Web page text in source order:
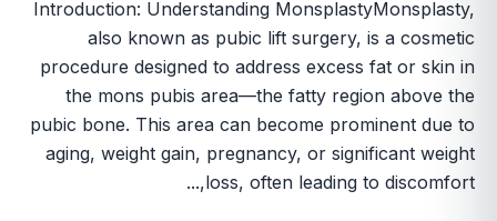
Introduction: Understanding MonsplastyMonsplasty,
also known as pubic lift surgery, is a cosmetic
procedure designed to address excess fat or skin in
the mons pubis area—the fatty region above the
pubic bone. This area can become prominent due to
aging, weight gain, pregnancy, or significant weight
loss, often leading to discomfort,...